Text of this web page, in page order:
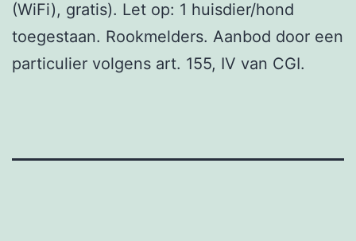
(WiFi), gratis). Let op: 1 huisdier/hond
toegestaan. Rookmelders. Aanbod door een
particulier volgens art. 155, IV van CGI.